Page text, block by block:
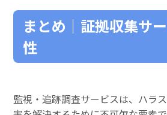
まとめ｜証拠収集サ
性
監視・追跡調査サービスは、ハラ